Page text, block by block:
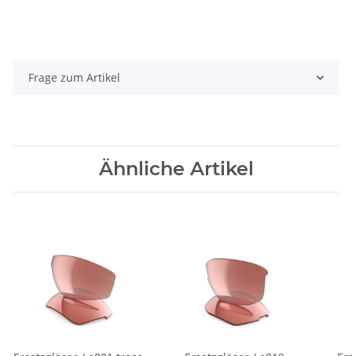
Frage zum Artikel
Ähnliche Artikel